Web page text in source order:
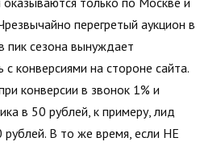
перегретый аукцион в
пик сезона вынуждает
конверсиями на стороне сайта.
конверсии в звонок 1% и
в 50 рублей, к примеру, лид
В то же время, если НЕ